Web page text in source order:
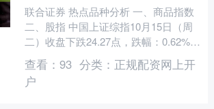
联合证券 热点品种分析 一、商品指数
二、股指 中国上证综指10月15日（周
二）收盘下跌24.27点，跌幅：0.62%，
报3865.23点； 中国深证成指10月....
查看： 93 分类： 正规配资网上开
户